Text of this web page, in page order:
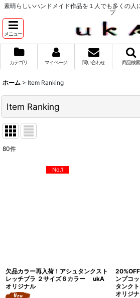
素晴らしいハンドメイド作品を１人でも多くの人
プ
メニュー
カテゴリ マイページ 問い合わせ 商品検索
ホーム > Item Ranking
Item Ranking
80件
No.1
欠品カラー再入荷！アシュタンクスト
レッチブラ ２サイズ６カラー ukA
オリジナル
ンプコ
タンク
オリジ